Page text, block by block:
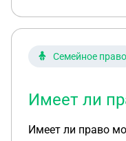
Семейное право
Имеет ли
Имеет ли право